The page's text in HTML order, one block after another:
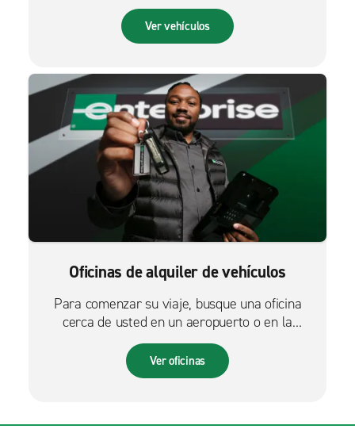
Ver vehículos
Oficinas de alquiler de vehículos
Para comenzar su viaje, busque una oficina
cerca de usted en un aeropuerto o en la
ciudad.
Ver oficinas